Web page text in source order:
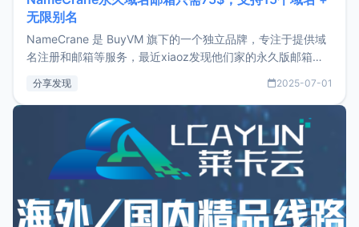
无限别名
NameCrane 是 BuyVM 旗下的一个独立品牌，专注于提供域
名注册和邮箱等服务，最近xiaoz发现他们家的永久版邮箱服
又实惠的域名邮箱，不妨尝试一下 NameCrane。注册
NameCraneNameCrane不支持直接注册，必须要购买
分享发现 2025-07-01